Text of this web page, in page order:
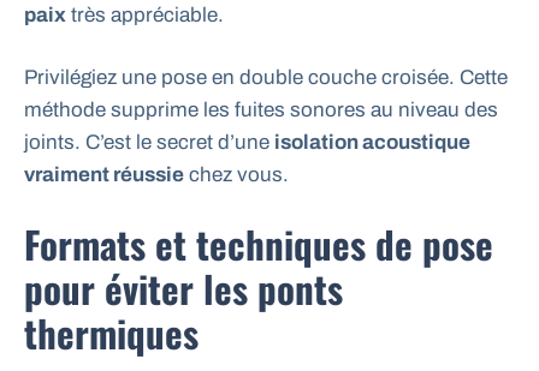
paix très appréciable.
Privilégiez une pose en double couche croisée. Cette
méthode supprime les fuites sonores au niveau des
joints. C’est le secret d’une isolation acoustique
vraiment réussie chez vous.
Formats et techniques de pose
pour éviter les ponts
thermiques